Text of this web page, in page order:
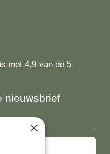
met 4.9 van de 5
nieuwsbrief
×